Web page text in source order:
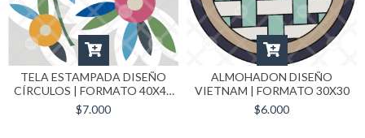
TELA ESTAMPADA DISEÑO
CÍRCULOS | FORMATO 40X40
CM
$7.000
ALMOHADON DISEÑO
VIETNAM | FORMATO 30X30
$6.000